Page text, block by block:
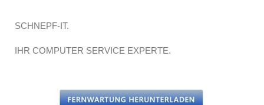
SCHNEPF-IT.
IHR COMPUTER SERVICE EXPERTE.